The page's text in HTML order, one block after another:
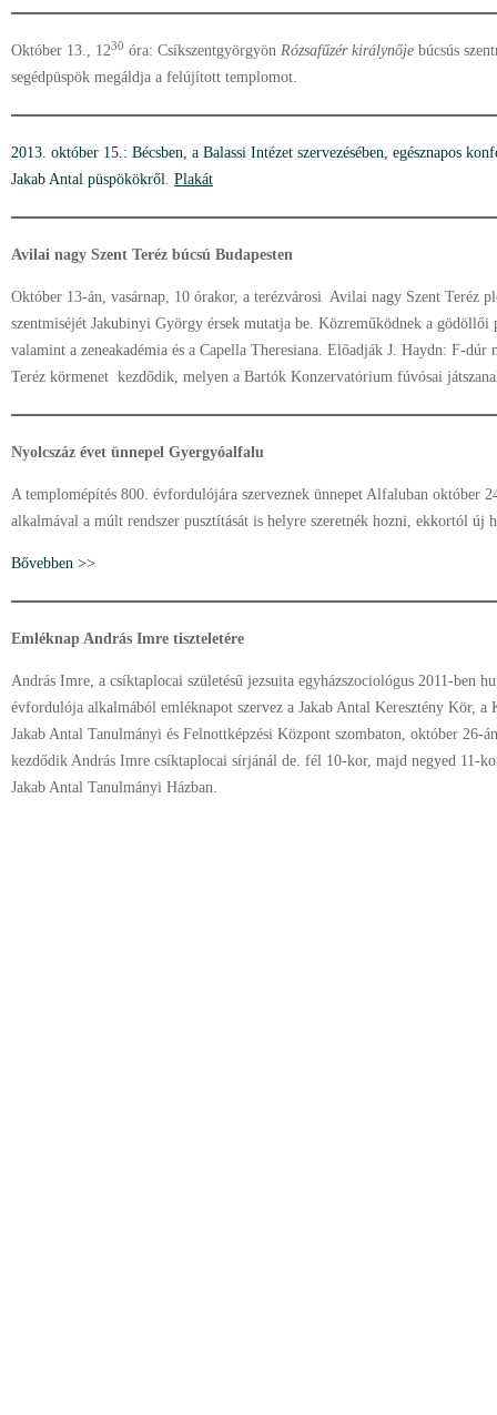
Október 13., 1230 óra: Csíkszentgyörgyön Rózsafűzér királynője búcsús
segédpüspök megáldja a felújított templomot.
2013. október 15.: Bécsben, a Balassi Intézet szervezésében, egésznapos
Jakab Antal püspökökről. Plakát
Avilai nagy Szent Teréz búcsú Budapesten
Október 13-án, vasárnap, 10 órakor, a terézvárosi Avilai nagy Szent Teréz
szentmiséjét Jakubinyi György érsek mutatja be. Közreműködnek a
valamint a zeneakadémia és a Capella Theresiana. Előadják J. Haydn: F-dúr
Teréz körmenet kezdődik, melyen a Bartók Konzervatórium fúvósai
Nyolcszáz évet ünnepel Gyergyóalfalu
A templomépítés 800. évfordulójára szerveznek ünnepet Alfaluban október
alkalmával a múlt rendszer pusztítását is helyre szeretnék hozni, ekkortól új
Bővebben >>
Emléknap András Imre tiszteletére
András Imre, a csíktaplocai születésű jezsuita egyházszociológus 2011-ben
évfordulója alkalmából emléknapot szervez a Jakab Antal Keresztény Kör, a
Jakab Antal Tanulmányi és Felnottképzési Központ szombaton, október 26-
kezdődik András Imre csíktaplocai sírjánál de. fél 10-kor, majd negyed 11-
Jakab Antal Tanulmányi Házban.